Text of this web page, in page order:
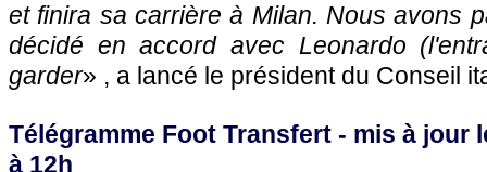
et finira sa carrière à Milan. Nous avons
décidé en accord avec Leonardo
garder» , a lancé le président du Conseil
Télégramme Foot Transfert - mis à jour
à 12h